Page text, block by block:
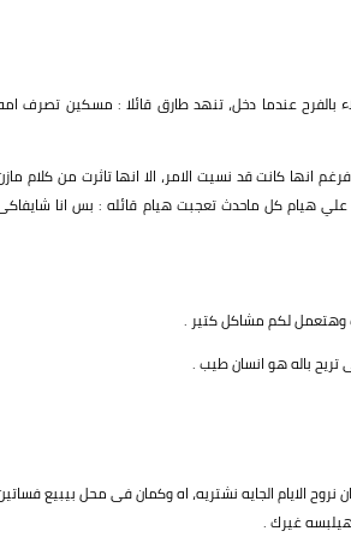
بالفرح عندما دخل، تنهد طارق قائلا : مسكين تصرف
كانت قد نسيت الامر، الا انها تاثرت من كلام
علي هيام كل ماحدث تعجبت هيام قائله : بس انا
وهتعمل لكم مشاكل كتير .
تريح باله هو انسان طيب .
الايام الجايه نشتريه، اه وكمان فى محل بيبيع
غيرك .